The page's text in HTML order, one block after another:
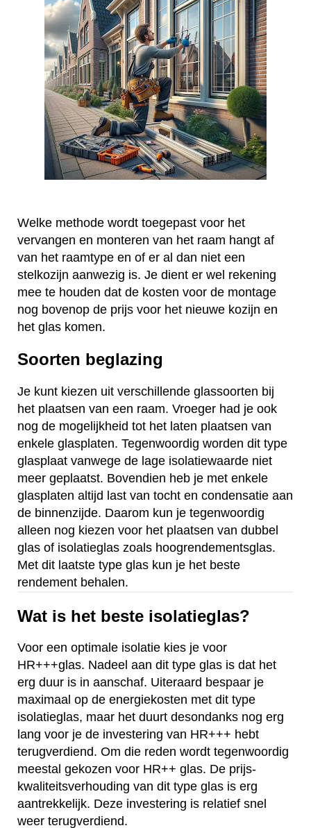
Welke methode wordt toegepast voor het
vervangen en monteren van het raam hangt af
van het raamtype en of er al dan niet een
stelkozijn aanwezig is. Je dient er wel rekening
mee te houden dat de kosten voor de montage
nog bovenop de prijs voor het nieuwe kozijn en
het glas komen.
Soorten beglazing
Je kunt kiezen uit verschillende glassoorten bij
het plaatsen van een raam. Vroeger had je ook
nog de mogelijkheid tot het laten plaatsen van
enkele glasplaten. Tegenwoordig worden dit type
glasplaat vanwege de lage isolatiewaarde niet
meer geplaatst. Bovendien heb je met enkele
glasplaten altijd last van tocht en condensatie aan
de binnenzijde. Daarom kun je tegenwoordig
alleen nog kiezen voor het plaatsen van dubbel
glas of isolatieglas zoals hoogrendementsglas.
Met dit laatste type glas kun je het beste
rendement behalen.
Wat is het beste isolatieglas?
Voor een optimale isolatie kies je voor
HR+++glas. Nadeel aan dit type glas is dat het
erg duur is in aanschaf. Uiteraard bespaar je
maximaal op de energiekosten met dit type
isolatieglas, maar het duurt desondanks nog erg
lang voor je de investering van HR+++ hebt
terugverdiend. Om die reden wordt tegenwoordig
meestal gekozen voor HR++ glas. De prijs-
kwaliteitsverhouding van dit type glas is erg
aantrekkelijk. Deze investering is relatief snel
weer terugverdiend.